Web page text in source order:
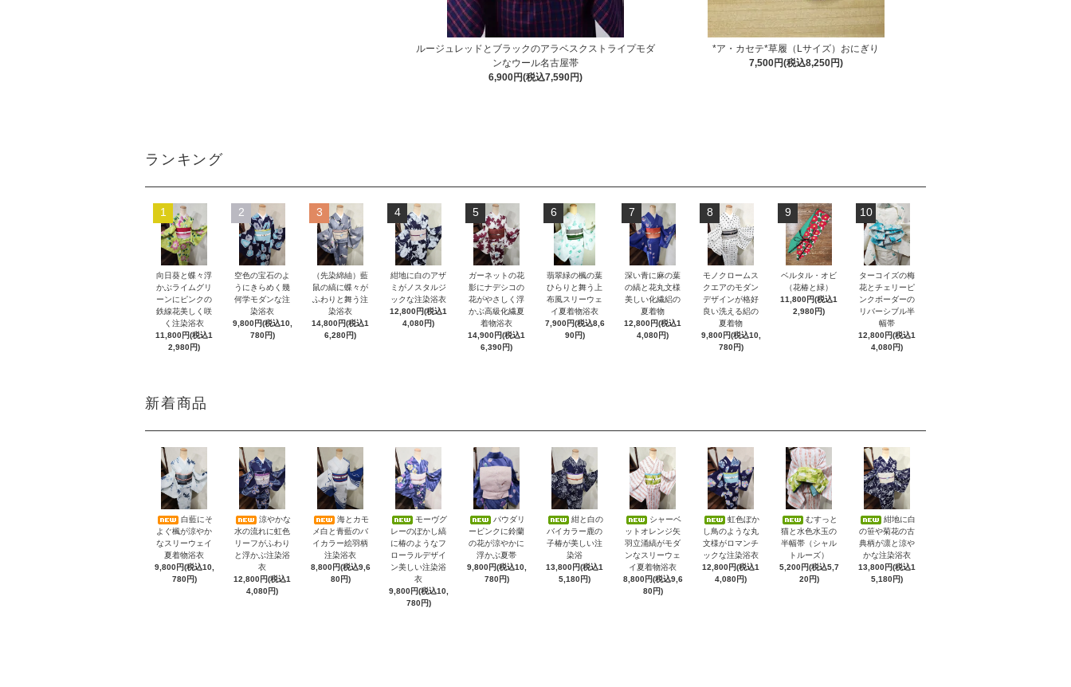
ルージュレッドとブラックのアラベスクストライプモダ
ンなウール名古屋帯
6,900円(税込7,590円)
*ア・カセテ*草履（Lサイズ）おにぎり
7,500円(税込8,250円)
ランキング
1
向日葵と蝶々浮
かぶライムグリ
ーンにピンクの
鉄線花美しく咲
く注染浴衣
11,800円(税込1
2,980円)
2
空色の宝石のよ
うにきらめく幾
何学モダンな注
染浴衣
9,800円(税込10,
780円)
3
（先染綿紬）藍
鼠の縞に蝶々が
ふわりと舞う注
染浴衣
14,800円(税込1
6,280円)
4
紺地に白のアザ
ミがノスタルジ
ックな注染浴衣
12,800円(税込1
4,080円)
5
ガーネットの花
影にナデシコの
花がやさしく浮
かぶ高級化繊夏
着物浴衣
14,900円(税込1
6,390円)
6
翡翠緑の楓の葉
ひらりと舞う上
布風スリーウェ
イ夏着物浴衣
7,900円(税込8,6
90円)
7
深い青に麻の葉
の縞と花丸文様
美しい化繊絽の
夏着物
12,800円(税込1
4,080円)
8
モノクロームス
クエアのモダン
デザインが格好
良い洗える絽の
夏着物
9,800円(税込10,
780円)
9
ベルタル・オビ
（花椿と緑）
11,800円(税込1
2,980円)
10
ターコイズの梅
花とチェリーピ
ンクボーダーの
リバーシブル半
幅帯
12,800円(税込1
4,080円)
新着商品
白藍にそ
よぐ楓が涼やか
なスリーウェイ
夏着物浴衣
9,800円(税込10,
780円)
涼やかな
水の流れに虹色
リーフがふわり
と浮かぶ注染浴
衣
12,800円(税込1
4,080円)
海とカモ
メ白と青藍のバ
イカラー絵羽柄
注染浴衣
8,800円(税込9,6
80円)
モーヴグ
レーのぼかし縞
に椿のようなフ
ローラルデザイ
ン美しい注染浴
衣
9,800円(税込10,
780円)
パウダリ
ーピンクに鈴蘭
の花が涼やかに
浮かぶ夏帯
9,800円(税込10,
780円)
紺と白の
バイカラー鹿の
子椿が美しい注
染浴
13,800円(税込1
5,180円)
シャーベ
ットオレンジ矢
羽立涌縞がモダ
ンなスリーウェ
イ夏着物浴衣
8,800円(税込9,6
80円)
虹色ぼか
し鳥のような丸
文様がロマンチ
ックな注染浴衣
12,800円(税込1
4,080円)
むすっと
猫と水色水玉の
半幅帯（シャル
トルーズ）
5,200円(税込5,7
20円)
紺地に白
の笹や菊花の古
典柄が凛と涼や
かな注染浴衣
13,800円(税込1
5,180円)